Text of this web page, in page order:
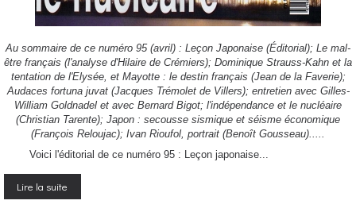
Au sommaire de ce numéro 95 (avril) : Leçon Japonaise (Éditorial); Le mal-
être français (l'analyse d'Hilaire de Crémiers); Dominique Strauss-Kahn et la
tentation de l'Elysée, et Mayotte : le destin français (Jean de la Faverie);
Audaces fortuna juvat (Jacques Trémolet de Villers); entretien avec Gilles-
William Goldnadel et avec Bernard Bigot; l'indépendance et le nucléaire
(Christian Tarente); Japon : secousse sismique et séisme économique
(François Reloujac); Ivan Rioufol, portrait (Benoît Gousseau).....
Voici l'éditorial de ce numéro 95 : Leçon japonaise...
Lire la suite